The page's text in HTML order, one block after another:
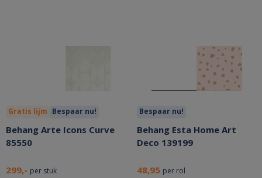
Gratis lijm Bespaar nu!
Behang Arte Icons Curve
85550
299,- per stuk
Bespaar nu!
Behang Esta Home Art
Deco 139199
48,95 per rol